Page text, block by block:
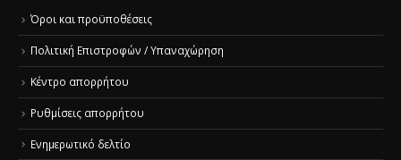
Όροι και προϋποθέσεις
Πολιτική Επιστροφών / Υπαναχώρηση
Κέντρο απορρήτου
Ρυθμίσεις απορρήτου
Ενημερωτικό δελτίο